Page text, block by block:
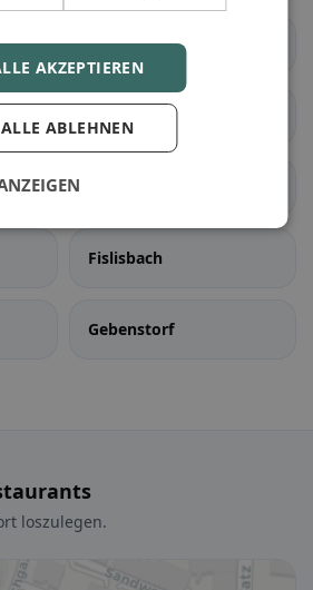
Suhr
Fislisbach
Gebenstorf
loszulegen.
AKZEPTIEREN
ALLE ABLEHNEN